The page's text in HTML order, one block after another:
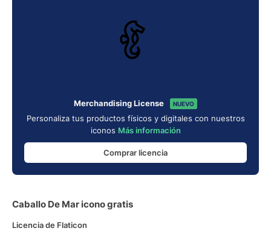
Merchandising License NUEVO
Personaliza tus productos físicos y digitales con nuestros
iconos Más información
Comprar licencia
Caballo De Mar icono gratis
Licencia de Flaticon